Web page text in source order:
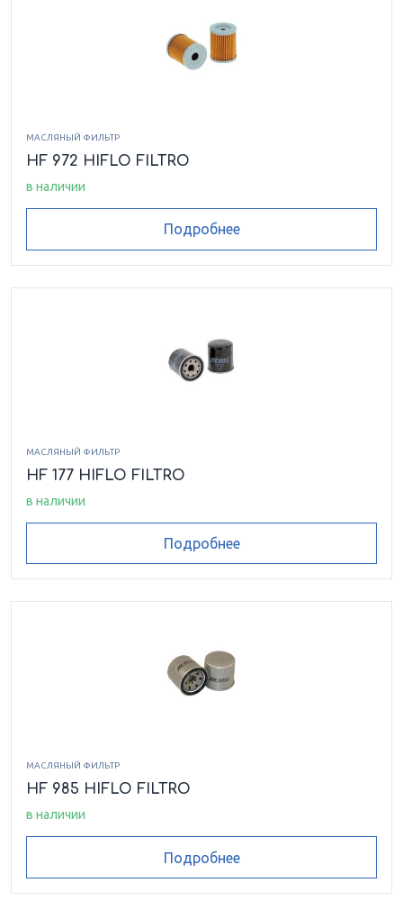
МАСЛЯНЫЙ ФИЛЬТР
HF 972 HIFLO FILTRO
в наличии
Подробнее
МАСЛЯНЫЙ ФИЛЬТР
HF 177 HIFLO FILTRO
в наличии
Подробнее
МАСЛЯНЫЙ ФИЛЬТР
HF 985 HIFLO FILTRO
в наличии
Подробнее